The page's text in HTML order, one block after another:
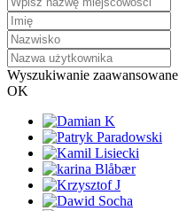
Wyszukiwanie zaawansowane
OK